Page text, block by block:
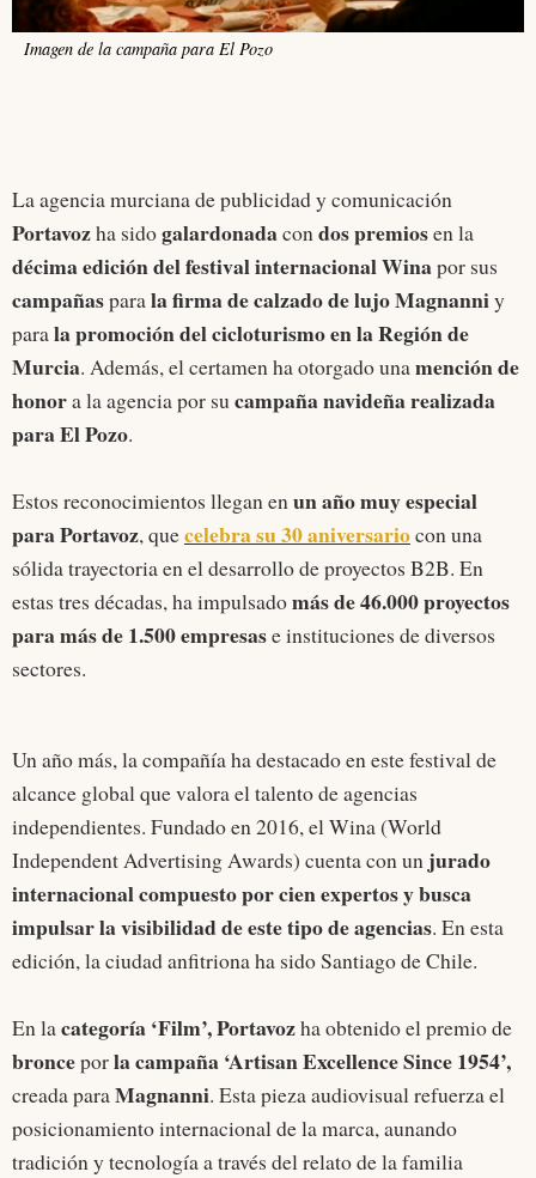
Imagen de la campaña para El Pozo
La agencia murciana de publicidad y comunicación
Portavozha sidogalardonadacondos premiosen la
décima edición del festivalinternacionalWinapor sus
campañasparala firma de calzado de lujo Magnanniy
parala promoción del cicloturismo en la Región de
Murcia. Además, el certamen ha otorgado unamención de
honora la agencia por sucampaña navideña realizada
para El Pozo.
Estos reconocimientos llegan enun año muy especial
para Portavoz, quecelebra su 30 aniversariocon una
sólida trayectoria en el desarrollo de proyectos B2B. En
estas tres décadas, ha impulsadomás de 46.000 proyectos
para más de 1.500 empresase instituciones de diversos
sectores.
Un año más, la compañía ha destacado en este festival de
alcance global que valora el talento de agencias
independientes. Fundado en 2016, el Wina (World
Independent Advertising Awards) cuenta con un jurado
internacional compuesto por cien expertos y busca
impulsar la visibilidad de este tipo de agencias. En esta
edición, la ciudad anfitriona ha sido Santiago de Chile.
En lacategoría ‘Film’,Portavozha obtenido el premio de
bronceporla campaña ‘Artisan Excellence Since 1954’,
creada paraMagnanni. Esta pieza audiovisual refuerza el
posicionamiento internacional de la marca, aunando
tradición y tecnología a través del relato de la familia